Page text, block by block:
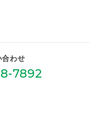
合わせ
7892